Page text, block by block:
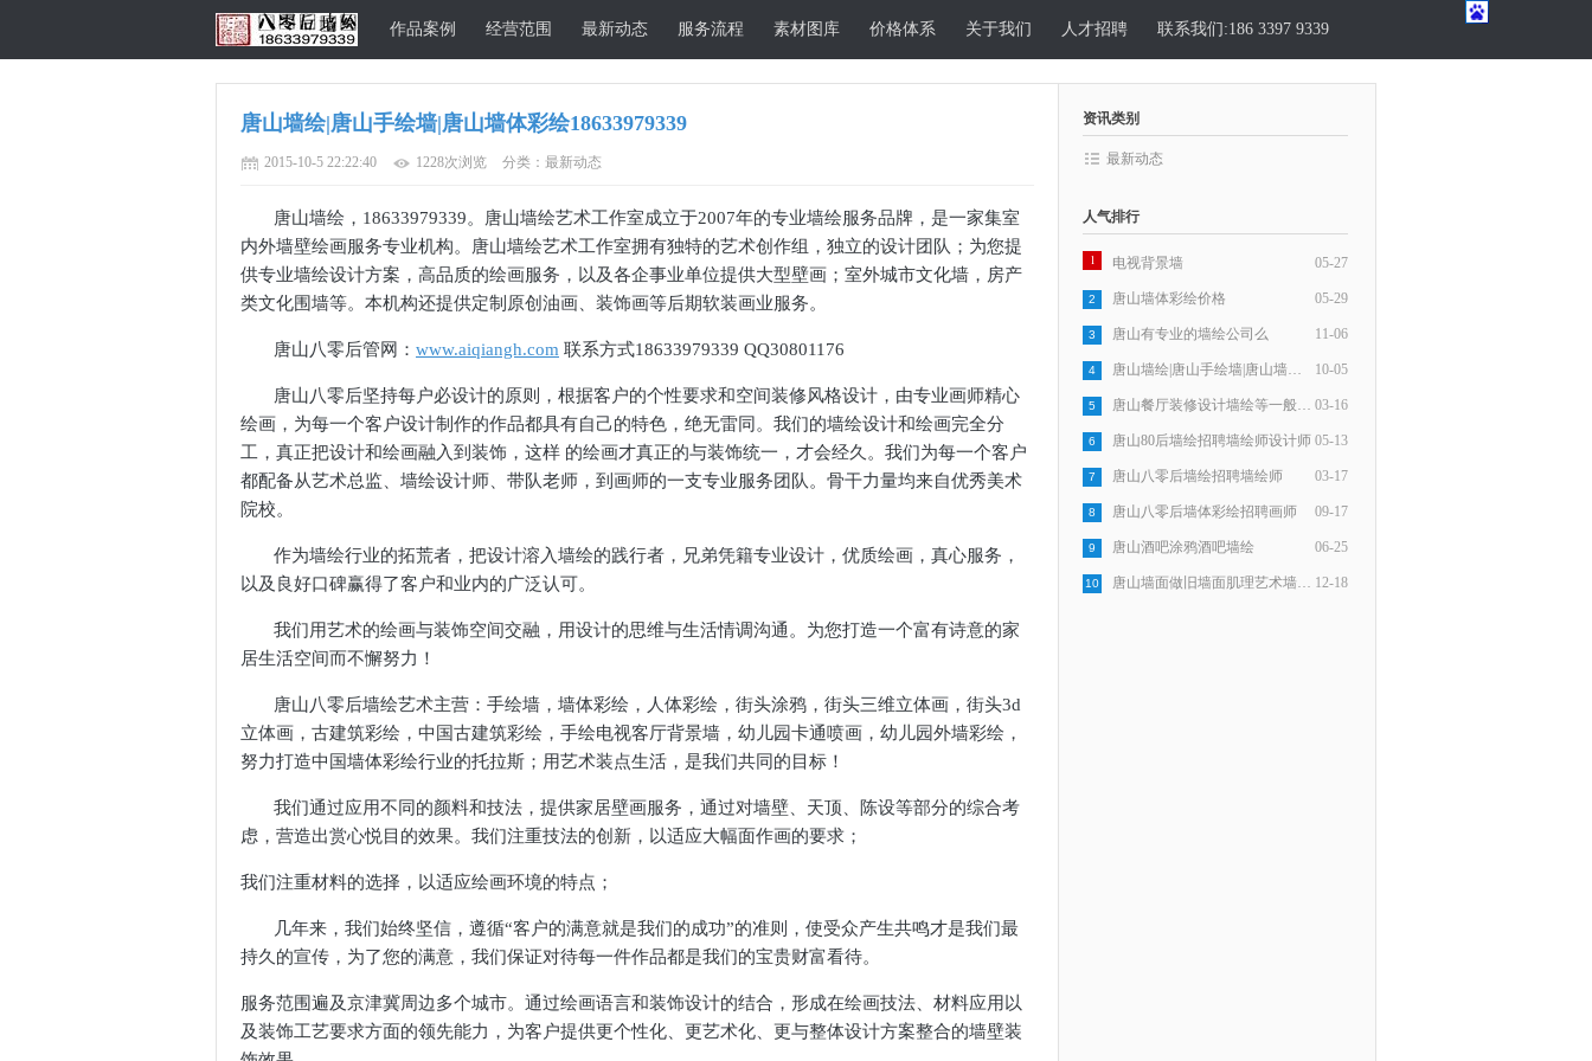
唐山八零后墙
作品案例 经营范围 最新动态 服务流程 素材图库 价格体系 关于我们 人才招聘 联系我们:186 3397 9339
唐山墙绘|唐山手绘墙|唐山墙体彩绘18633979339
2015-10-5 22:22:40 1228次浏览 分类：最新动态
唐山墙绘， 18633979339。唐山墙绘艺术工作室成立于2007年的专业墙绘服务品牌，是一家集室
内外墙壁绘画服务专业机构。唐山墙绘艺术工作室拥有独特的艺术创作组，独立的设计团队；为您提
供专业墙绘设计方案，高品质的绘画服务，以及各企事业单位提供大型壁画；室外城市文化墙，房产
类文化围墙等。本机构还提供定制原创油画、装饰画等后期软装画业服务。
唐山八零后管网： www.aiqiangh.com 联系方式18633979339 QQ30801176
唐山八零后坚持每户必设计的原则，根据客户的个性要求和空间装修风格设计，由专业画师精心
绘画，为每一个客户设计制作的作品都具有自己的特色，绝无雷同。我们的墙绘设计和绘画完全分
工，真正把设计和绘画融入到装饰，这样 的绘画才真正的与装饰统一，才会经久。我们为每一个客户
都配备从艺术总监、墙绘设计师、带队老师，到画师的一支专业服务团队。骨干力量均来自优秀美术
院校。
作为墙绘行业的拓荒者，把设计溶入墙绘的践行者，兄弟凭籍专业设计，优质绘画，真心服务，
以及良好口碑赢得了客户和业内的广泛认可。
我们用艺术的绘画与装饰空间交融，用设计的思维与生活情调沟通。为您打造一个富有诗意的家
居生活空间而不懈努力！
唐山八零后墙绘艺术主营：手绘墙，墙体彩绘，人体彩绘，街头涂鸦，街头三维立体画，街头3d
立体画，古建筑彩绘，中国古建筑彩绘，手绘电视客厅背景墙，幼儿园卡通喷画，幼儿园外墙彩绘，
努力打造中国墙体彩绘行业的托拉斯；用艺术装点生活，是我们共同的目标！
我们通过应用不同的颜料和技法，提供家居壁画服务，通过对墙壁、天顶、陈设等部分的综合考
虑，营造出赏心悦目的效果。我们注重技法的创新，以适应大幅面作画的要求；
我们注重材料的选择，以适应绘画环境的特点；
几年来，我们始终坚信，遵循“客户的满意就是我们的成功”的准则，使受众产生共鸣才是我们最
持久的宣传，为了您的满意，我们保证对待每一件作品都是我们的宝贵财富看待。
服务范围遍及京津冀周边多个城市。通过绘画语言和装饰设计的结合，形成在绘画技法、材料应用以
及装饰工艺要求方面的领先能力，为客户提供更个性化、更艺术化、更与整体设计方案整合的墙壁装
资讯类别
最新动态
人气排行
05-27
1 电视背景墙
05-29
2 唐山墙体彩绘价格
11-06
3 唐山有专业的墙绘公司么
10-05
4 唐山墙绘|唐山手绘墙|唐山墙体彩绘18633979339
03-16
5 唐山餐厅装修设计墙绘等一般需要多少钱
05-13
6 唐山80后墙绘招聘墙绘师设计师
03-17
7 唐山八零后墙绘招聘墙绘师
09-17
8 唐山八零后墙体彩绘招聘画师
06-25
9 唐山酒吧涂鸦酒吧墙绘
12-18
10 唐山墙面做旧墙面肌理艺术墙面制作